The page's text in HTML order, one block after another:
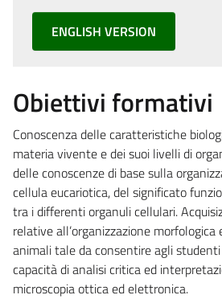
ENGLISH VERSION
Obiettivi formativi
Conoscenza delle caratteristiche
materia vivente e dei suoi livelli di
delle conoscenze di base sulla
cellula eucariotica, del significato
tra i differenti organuli cellulari.
relative all’organizzazione
animali tale da consentire agli
capacità di analisi critica ed
microscopia ottica ed elettronica.